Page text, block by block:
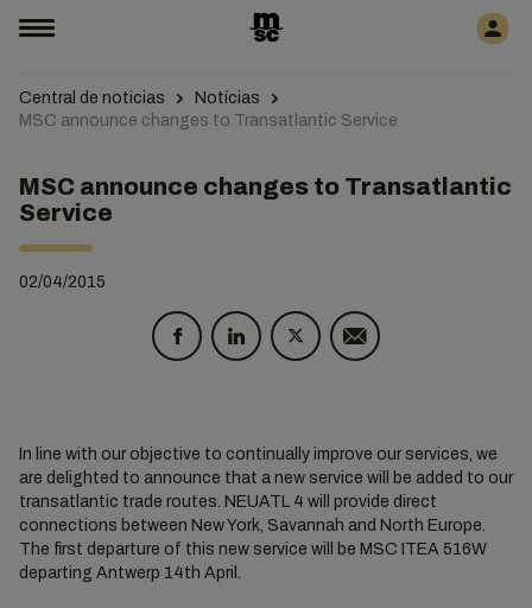
Central de noticias
Notícias
MSC announce changes to Transatlantic Service
MSC announce changes to Transatlantic
Service
02/04/2015
In line with our objective to continually improve our services, we
are delighted to announce that a new service will be added to our
transatlantic trade routes. NEUATL 4 will provide direct
connections between New York, Savannah and North Europe.
The first departure of this new service will be MSC ITEA 516W
departing Antwerp 14th April.